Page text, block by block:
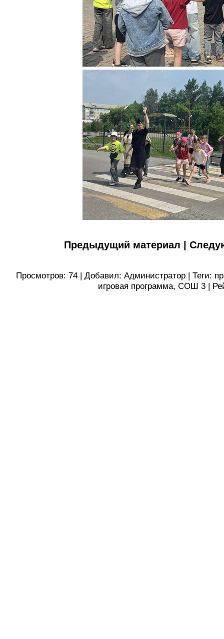
Предыдущий материал |
Просмотров: 74 | Добавил: Администратор | Теги:
игровая программа, СОШ 3 |